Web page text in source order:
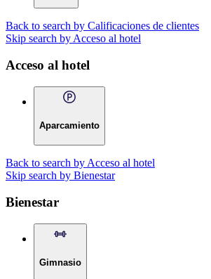
Back to search by Calificaciones de clientes
Skip search by Acceso al hotel
Acceso al hotel
Aparcamiento
Back to search by Acceso al hotel
Skip search by Bienestar
Bienestar
Gimnasio